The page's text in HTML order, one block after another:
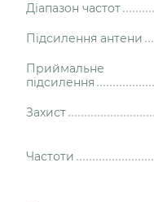
Діапазон частот
Підсилення антени
Приймальне
підсилення
Захист
Частоти